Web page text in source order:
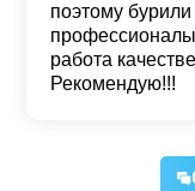
поэтому
работа
Рекомендую!!!